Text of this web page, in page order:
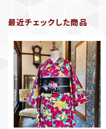
最近チェックした商品